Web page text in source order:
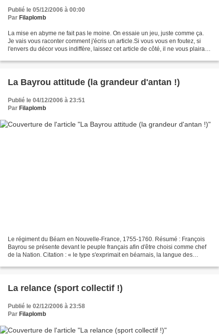
Publié le 05/12/2006 à 00:00
Par Filaplomb
La mise en abyme ne fait pas le moine. On essaie un jeu, juste comme ça.
Je vais vous raconter comment j'écris un article.Si vous vous en foutez, si
l'envers du décor vous indiffère, laissez cet article de côté, il ne vous plaira
La Bayrou attitude (la grandeur d'antan !)
Publié le 04/12/2006 à 23:51
Par Filaplomb
Le régiment du Béarn en Nouvelle-France, 1755-1760. Résumé : François
Bayrou se présente devant le peuple français afin d'être choisi comme chef
de la Nation. Citation : « le type s'exprimait en béarnais, la langue des
La relance (sport collectif !)
Publié le 02/12/2006 à 23:58
Par Filaplomb